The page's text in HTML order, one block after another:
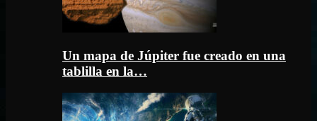
Un mapa de Júpiter fue creado en una
tablilla en la…